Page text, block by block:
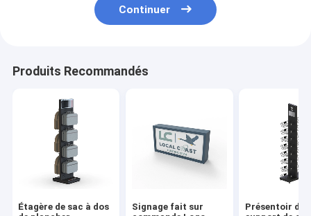
Continuer
Produits Recommandés
Étagère de sac à dos
Signage fait sur
Présentoir de